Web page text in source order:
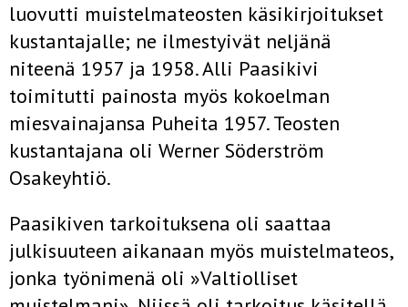
luovutti muistelmateosten käsikirjoitukset
kustantajalle; ne ilmestyivät neljänä
niteenä 1957 ja 1958. Alli Paasikivi
toimitutti painosta myös kokoelman
miesvainajansa Puheita 1957. Teosten
kustantajana oli Werner Söderström
Osakeyhtiö.
Paasikiven tarkoituksena oli saattaa
julkisuuteen aikanaan myös muistelmateos,
jonka työnimenä oli »Valtiolliset